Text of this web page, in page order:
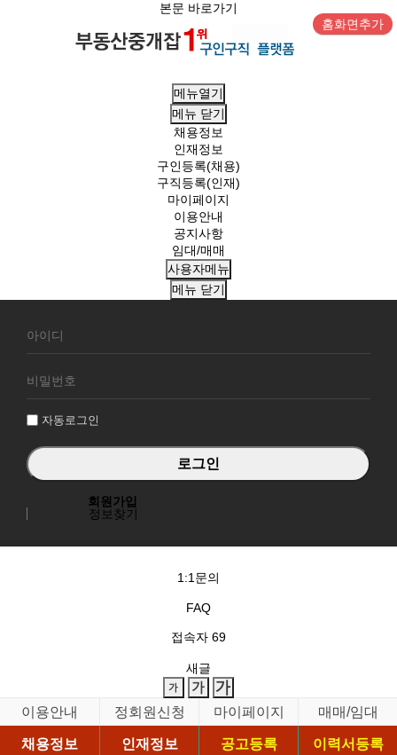
본문 바로가기
홈화면추가
메뉴열기
메뉴 닫기
채용정보
인재정보
구인등록(채용)
구직등록(인재)
마이페이지
이용안내
공지사항
임대/매매
사용자메뉴
메뉴 닫기
원
그
자동로그인
회원가입
정보찾기
1:1문의
FAQ
접속자 69
새글
이용안내 정회원신청 마이페이지
매매/임대
채용정보
인재정보 공고등록
이력서등록